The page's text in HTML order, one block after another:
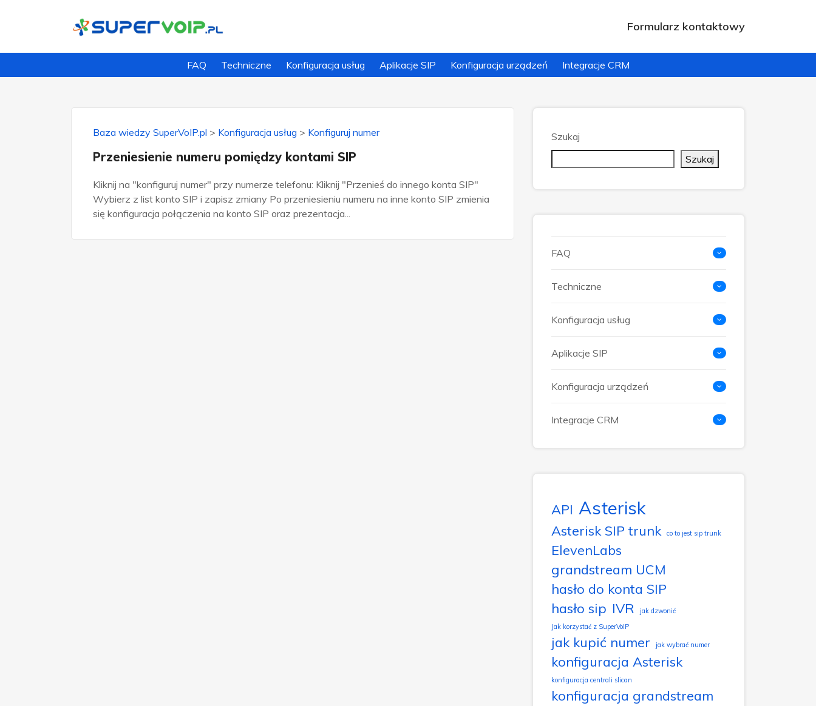
Formularz kontaktowy
FAQ Techniczne Konfiguracja usług Aplikacje SIP Konfiguracja urządzeń Integracje CRM
Baza wiedzy SuperVoIP.pl > Konfiguracja usług > Konfiguruj numer
Przeniesienie numeru pomiędzy kontami SIP
Kliknij na "konfiguruj numer" przy numerze telefonu: Kliknij "Przenieś do innego konta SIP"
Wybierz z list konto SIP i zapisz zmiany Po przeniesieniu numeru na inne konto SIP zmienia
się konfiguracja połączenia na konto SIP oraz prezentacja...
Szukaj
Szukaj
FAQ
Techniczne
Konfiguracja usług
Aplikacje SIP
Konfiguracja urządzeń
Integracje CRM
API Asterisk
Asterisk SIP trunk co to jest sip trunk
ElevenLabs
grandstream UCM
hasło do konta SIP
hasło sip IVR
jak dzwonić
Jak korzystać z SuperVoIP
jak kupić numer jak wybrać numer
konfiguracja Asterisk
konfiguracja centrali slican
konfiguracja grandstream